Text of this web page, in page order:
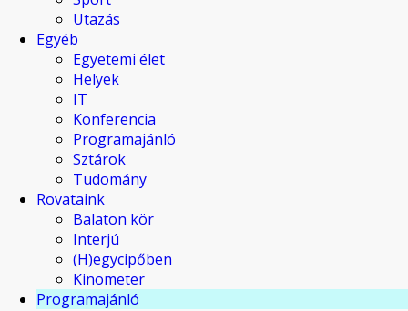
Utazás
Egyéb
Egyetemi élet
Helyek
IT
Konferencia
Programajánló
Sztárok
Tudomány
Rovataink
Balaton kör
Interjú
(H)egycipőben
Kinometer
Programajánló